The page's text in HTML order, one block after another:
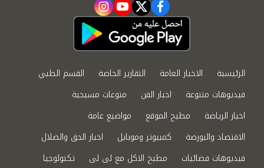
facebook
twitter
youtube
instagram
الرئيسية الاخبار العامة التقارير الخاصة
القسم الطبي
فيديوهات متنوعة
اخبار الفن
منوعات مسيحية
اخبار الرياضة
مطبخ الموقع
مواضيع عامة
الاقتصاد والبورصة
كمبيوتر وموبايل
اخبار الحق والضلال
فيديوهات فضائيات
مطبخ الاكل مع لى لى تكنولوجيا